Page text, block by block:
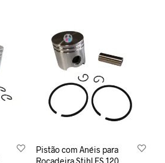
Pistão com Anéis para
Roçadeira Stihl FS 120